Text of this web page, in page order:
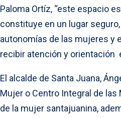
Paloma Ortíz, “este espacio
constituye en un lugar
autonomías de las mujeres y
recibir atención y orientación
El alcalde de Santa Juana,
Mujer o Centro Integral de
de la mujer santajuanina,